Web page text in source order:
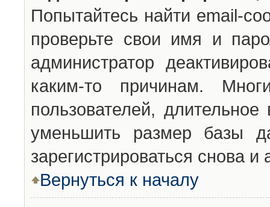
Попытайтесь найти email-
проверьте свои имя и
администратор
каким-то причинам.
пользователей,
уменьшить размер базы
зарегистрироваться снова и
Вернуться к началу